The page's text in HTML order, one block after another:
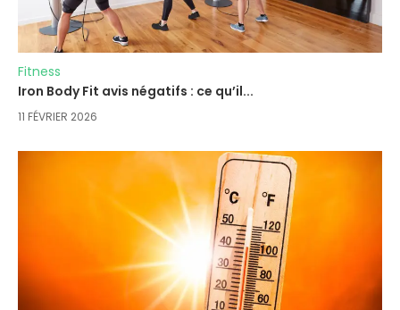
Fitness
Iron Body Fit avis négatifs : ce qu’il...
11 FÉVRIER 2026